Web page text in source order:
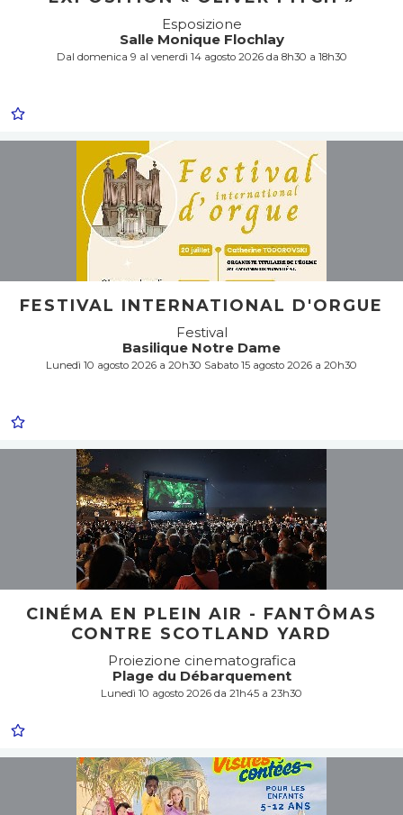
Esposizione
Salle Monique Flochlay
Dal domenica 9 al venerdì 14 agosto 2026 da 8h30 a 18h30
FESTIVAL INTERNATIONAL D'ORGUE
Festival
Basilique Notre Dame
Lunedì 10 agosto 2026 a 20h30 Sabato 15 agosto 2026 a 20h30
CINÉMA EN PLEIN AIR - FANTÔMAS
CONTRE SCOTLAND YARD
Proiezione cinematografica
Plage du Débarquement
Lunedì 10 agosto 2026 da 21h45 a 23h30